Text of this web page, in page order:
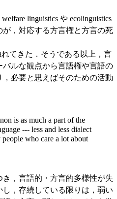
linguistics や ecolinguistics
，対応する方言権と方言の死
てきた．そうである以上，言
ルな観点から言語権や言語の
必要と思えばそのための活動
is as much a part of the
--- less and less dialect
who care a lot about
，言語的・方言的多様性が失
，存続している限りは，弱い